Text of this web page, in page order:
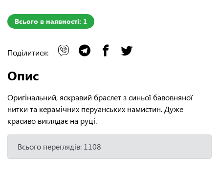
Всього в наявності: 1
Поділитися:
Опис
Оригінальний, яскравий браслет з синьої бавовняної
нитки та керамічних перуанських намистин. Дуже
красиво виглядає на руці.
Всього переглядів: 1108